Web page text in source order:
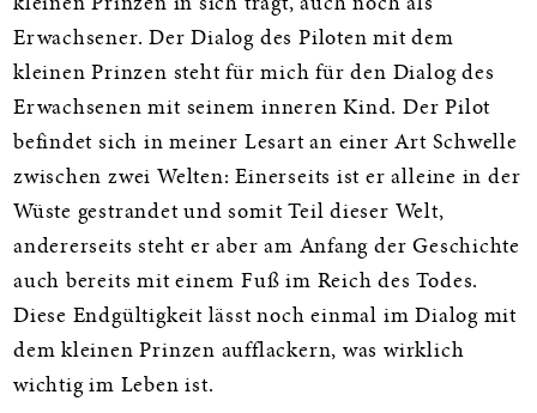
kleinen Prinzen in sich trägt, auch noch als
Erwachsener. Der Dialog des Piloten mit dem
kleinen Prinzen steht für mich für den Dialog des
Erwachsenen mit seinem inneren Kind. Der Pilot
befindet sich in meiner Lesart an einer Art Schwelle
zwischen zwei Welten: Einerseits ist er alleine in der
Wüste gestrandet und somit Teil dieser Welt,
andererseits steht er aber am Anfang der Geschichte
auch bereits mit einem Fuß im Reich des Todes.
Diese Endgültigkeit lässt noch einmal im Dialog mit
dem kleinen Prinzen aufflackern, was wirklich
wichtig im Leben ist.